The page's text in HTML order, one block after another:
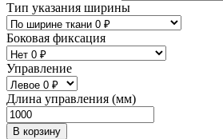
Тип указания ширины
Боковая фиксация
Управление
Длина управления (мм)
В корзину